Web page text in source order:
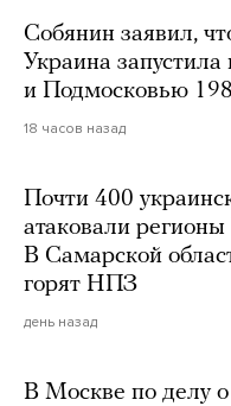
Собянин заявил,
Украина
и Подмосковью
18 часов назад
Почти 400
атаковали
В Самарской
горят НПЗ
день назад
В Москве по делу